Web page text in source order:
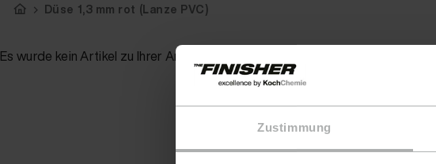
Zustimmung
Düse 1,3 mm rot (Lanze PVC)
Es wurde kein Artikel zu Ihrer Anfrage gefunden